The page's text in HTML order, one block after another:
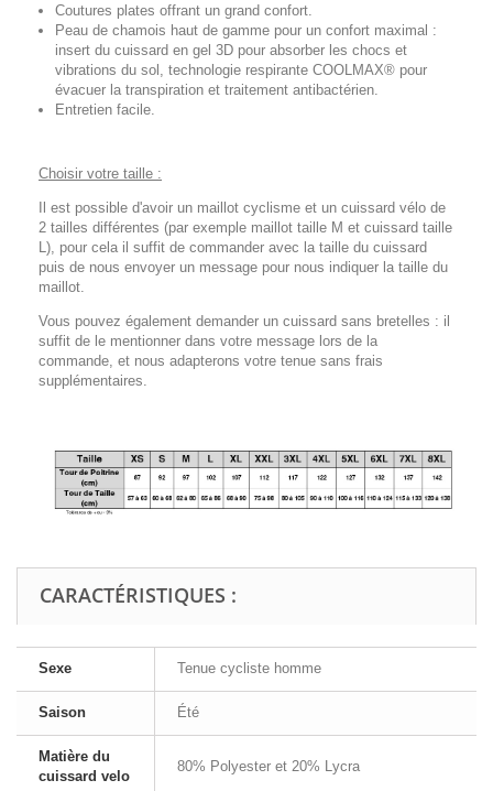
Coutures plates offrant un grand confort.
Peau de chamois haut de gamme pour un confort maximal :
insert du cuissard en gel 3D pour absorber les chocs et
vibrations du sol, technologie respirante COOLMAX® pour
évacuer la transpiration et traitement antibactérien.
Entretien facile.
Choisir votre taille :
Il est possible d'avoir un maillot cyclisme et un cuissard vélo de
2 tailles différentes (par exemple maillot taille M et cuissard taille
L), pour cela il suffit de commander avec la taille du cuissard
puis de nous envoyer un message pour nous indiquer la taille du
maillot.
Vous pouvez également demander un cuissard sans bretelles : il
suffit de le mentionner dans votre message lors de la
commande, et nous adapterons votre tenue sans frais
supplémentaires.
CARACTÉRISTIQUES :
Sexe Tenue cycliste homme
Saison Été
Matière du
cuissard velo
80% Polyester et 20% Lycra